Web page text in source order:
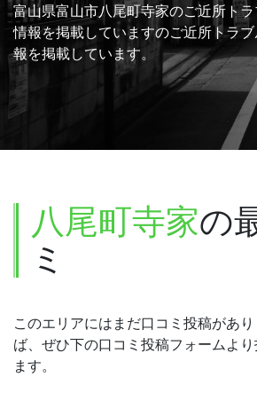
富山県富山市八尾町寺家のご近所ト
情報を掲載していますのご近所トラ
報を掲載しています。
八尾町寺家の
ミ
このエリアにはまだ口コミ投稿があ
ば、ぜひ下の口コミ投稿フォームよ
ます。